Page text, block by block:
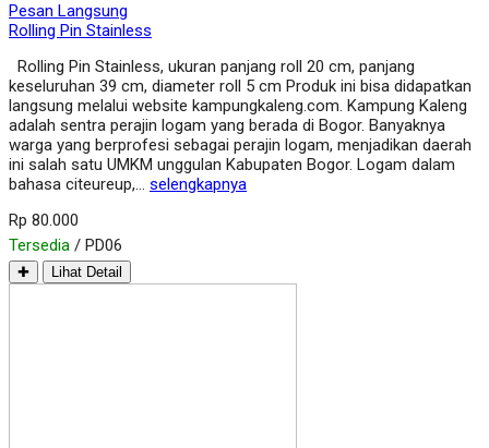
Pesan Langsung
Rolling Pin Stainless
Rolling Pin Stainless, ukuran panjang roll 20 cm, panjang
keseluruhan 39 cm, diameter roll 5 cm Produk ini bisa didapatkan
langsung melalui website kampungkaleng.com. Kampung Kaleng
adalah sentra perajin logam yang berada di Bogor. Banyaknya
warga yang berprofesi sebagai perajin logam, menjadikan daerah
ini salah satu UMKM unggulan Kabupaten Bogor. Logam dalam
bahasa citeureup,… selengkapnya
Rp 80.000
Tersedia / PD06
✚ Lihat Detail